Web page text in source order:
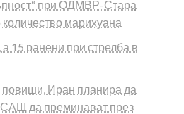
при ОДМВР-Стара
марихуана
15 ранени при стрелба в
повиши, Иран планира да
САЩ да преминават през